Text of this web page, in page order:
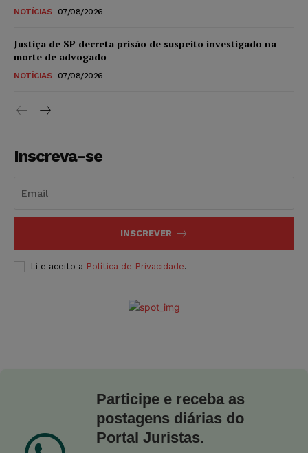
NOTÍCIAS 07/08/2026
Justiça de SP decreta prisão de suspeito investigado na
morte de advogado
NOTÍCIAS 07/08/2026
Inscreva-se
INSCREVER
Li e aceito a Política de Privacidade.
Participe e receba as
postagens diárias do
Portal Juristas.